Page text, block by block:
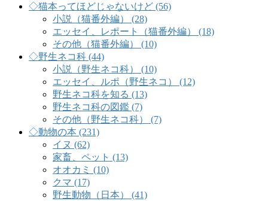
◇猫本ってほどじゃないけど (56)
小説（猫番外編） (28)
エッセイ、レポート（猫番外編） (18)
その他（猫番外編） (10)
◇野生ネコ科 (44)
小説（野生ネコ科） (10)
エッセイ、ルポ（野生ネコ） (12)
野生ネコ科を知る (13)
野生ネコ科の図鑑 (7)
その他（野生ネコ科） (7)
◇動物の本 (231)
イヌ (62)
家畜、ペット (13)
オオカミ (10)
クマ (17)
野生動物（日本） (41)